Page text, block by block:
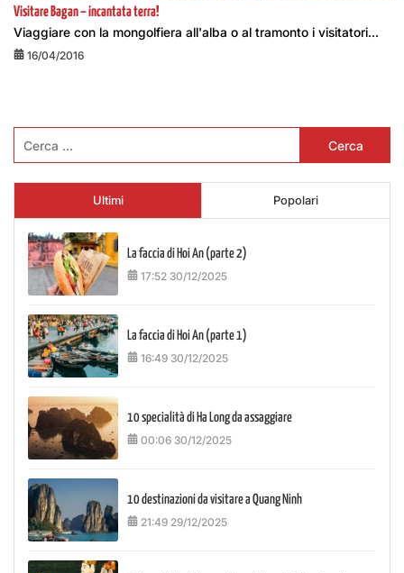
Visitare Bagan – incantata terra!
Viaggiare con la mongolfiera all'alba o al tramonto i visitatori...
16/04/2016
per:
Ultimi Popolari
La faccia di Hoi An (parte 2)
17:52 30/12/2025
La faccia di Hoi An (parte 1)
16:49 30/12/2025
10 specialità di Ha Long da assaggiare
00:06 30/12/2025
10 destinazioni da visitare a Quang Ninh
21:49 29/12/2025